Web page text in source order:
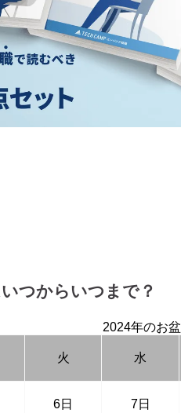
つからいつまで？
2024年のお盆
火 水
6日 7日